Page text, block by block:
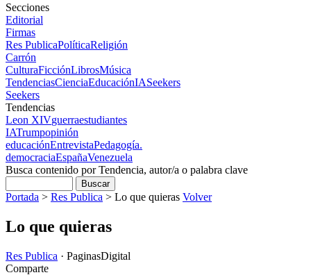
Secciones
Editorial
Firmas
Res PublicaPolíticaReligión
Carrón
CulturaFicciónLibrosMúsica
TendenciasCienciaEducaciónIASeekers
Seekers
Tendencias
Leon XIVguerraestudiantes
IATrumpopinión
educaciónEntrevistaPedagogía.
democraciaEspañaVenezuela
Busca contenido por Tendencia, autor/a o palabra clave
Portada > Res Publica > Lo que quieras Volver
Lo que quieras
Res Publica · PaginasDigital
Comparte